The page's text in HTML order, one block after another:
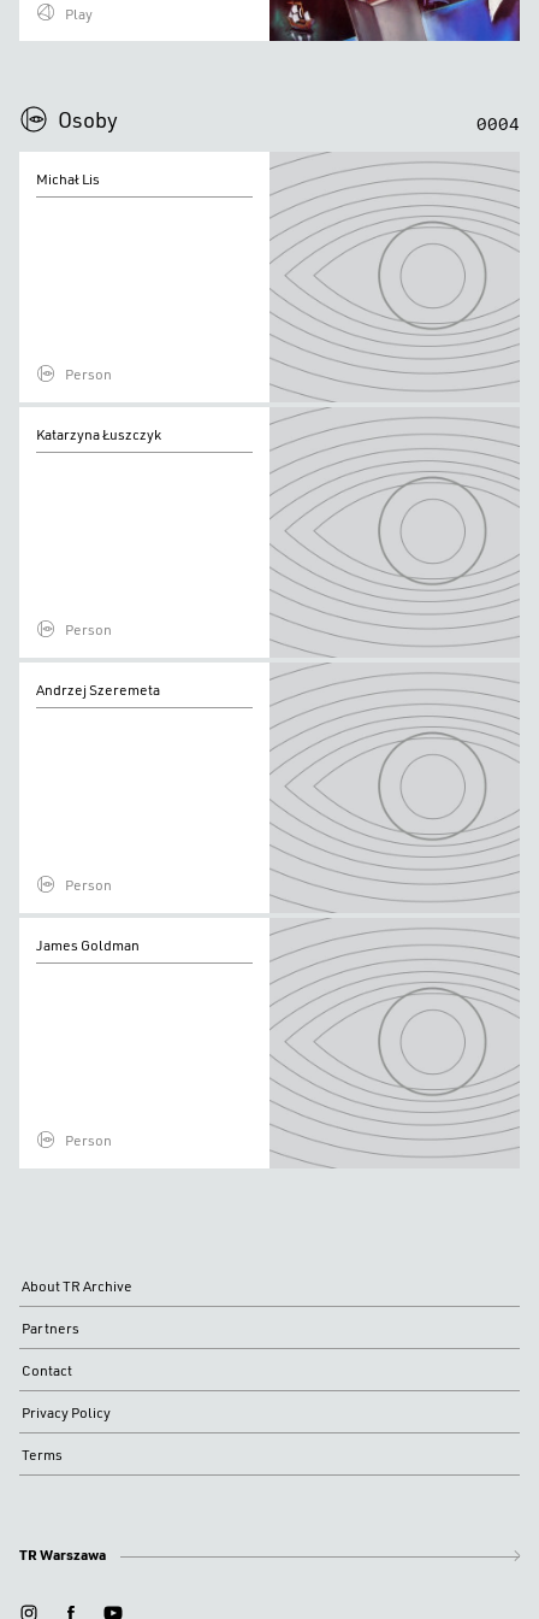
Play
Osoby
0004
Lis
Michał Lis
Person
Łuszczyk
Katarzyna Łuszczyk
Person
Szeremeta
Andrzej Szeremeta
Person
Goldman
James Goldman
Person
About TR Archive
Partners
Contact
Privacy Policy
Terms
TR Warszawa
instagramfacebookyoutube